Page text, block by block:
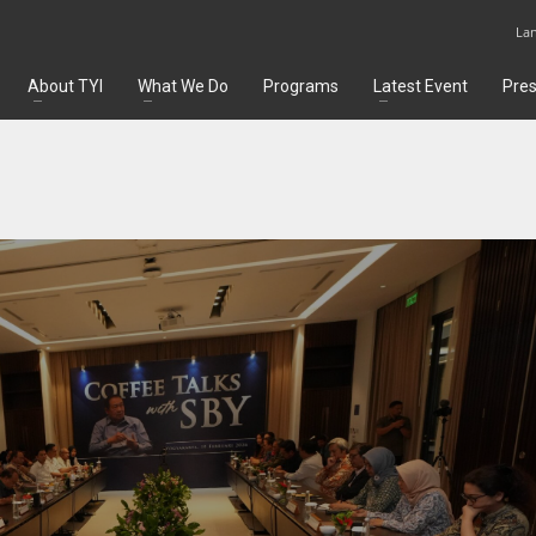
About TYI What We Do Programs Latest Event